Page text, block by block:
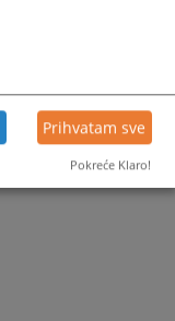
Prihvatam sve
Pokreće Klaro!